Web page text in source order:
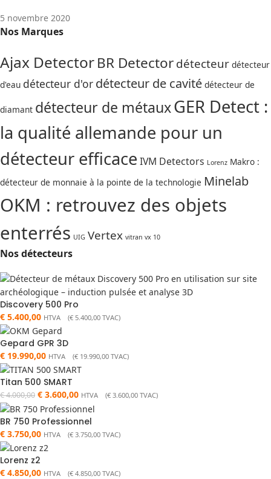
5 novembre 2020
Nos Marques
Ajax DetectorBR Detectordétecteur détecteur
d'eau détecteur d'or détecteur de cavité détecteur de
diamant détecteur de métauxGER Detect :
la qualité allemande pour un
détecteur efficace IVM Detectors Lorenz Makro :
détecteur de monnaie à la pointe de la technologie Minelab
OKM : retrouvez des objets
enterrés UIG Vertex vitran vx 10
Nos détecteurs
Discovery 500 Pro
€ 5.400,00 HTVA (€ 5.400,00 TVAC)
Gepard GPR 3D
€ 19.990,00 HTVA (€ 19.990,00 TVAC)
Titan 500 SMART
€4.000,00 € 3.600,00 HTVA (€ 3.600,00 TVAC)
BR 750 Professionnel
€ 3.750,00 HTVA (€ 3.750,00 TVAC)
Lorenz z2
€ 4.850,00 HTVA (€ 4.850,00 TVAC)